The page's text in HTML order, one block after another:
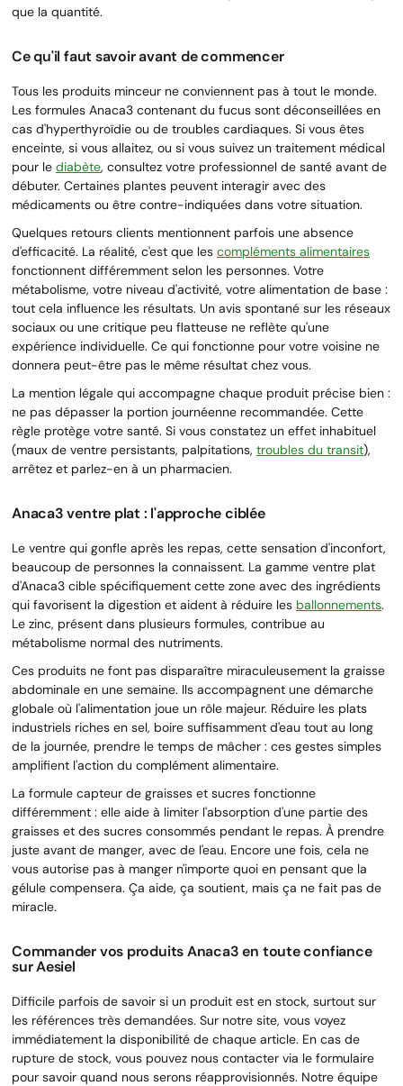
que la quantité.
Ce qu'il faut savoir avant de commencer
Tous les produits minceur ne conviennent pas à tout le monde.
Les formules Anaca3 contenant du fucus sont déconseillées en
cas d'hyperthyroïdie ou de troubles cardiaques. Si vous êtes
enceinte, si vous allaitez, ou si vous suivez un traitement médical
pour le diabète, consultez votre professionnel de santé avant de
débuter. Certaines plantes peuvent interagir avec des
médicaments ou être contre-indiquées dans votre situation.
Quelques retours clients mentionnent parfois une absence
d'efficacité. La réalité, c'est que les compléments alimentaires
fonctionnent différemment selon les personnes. Votre
métabolisme, votre niveau d'activité, votre alimentation de base :
tout cela influence les résultats. Un avis spontané sur les réseaux
sociaux ou une critique peu flatteuse ne reflète qu'une
expérience individuelle. Ce qui fonctionne pour votre voisine ne
donnera peut-être pas le même résultat chez vous.
La mention légale qui accompagne chaque produit précise bien :
ne pas dépasser la portion journéenne recommandée. Cette
règle protège votre santé. Si vous constatez un effet inhabituel
(maux de ventre persistants, palpitations, troubles du transit),
arrêtez et parlez-en à un pharmacien.
Anaca3 ventre plat : l'approche ciblée
Le ventre qui gonfle après les repas, cette sensation d'inconfort,
beaucoup de personnes la connaissent. La gamme ventre plat
d'Anaca3 cible spécifiquement cette zone avec des ingrédients
qui favorisent la digestion et aident à réduire les ballonnements.
Le zinc, présent dans plusieurs formules, contribue au
métabolisme normal des nutriments.
Ces produits ne font pas disparaître miraculeusement la graisse
abdominale en une semaine. Ils accompagnent une démarche
globale où l'alimentation joue un rôle majeur. Réduire les plats
industriels riches en sel, boire suffisamment d'eau tout au long
de la journée, prendre le temps de mâcher : ces gestes simples
amplifient l'action du complément alimentaire.
La formule capteur de graisses et sucres fonctionne
différemment : elle aide à limiter l'absorption d'une partie des
graisses et des sucres consommés pendant le repas. À prendre
juste avant de manger, avec de l'eau. Encore une fois, cela ne
vous autorise pas à manger n'importe quoi en pensant que la
gélule compensera. Ça aide, ça soutient, mais ça ne fait pas de
miracle.
Commander vos produits Anaca3 en toute confiance
sur Aesiel
Difficile parfois de savoir si un produit est en stock, surtout sur
les références très demandées. Sur notre site, vous voyez
immédiatement la disponibilité de chaque article. En cas de
rupture de stock, vous pouvez nous contacter via le formulaire
pour savoir quand nous serons réapprovisionnés. Notre équipe